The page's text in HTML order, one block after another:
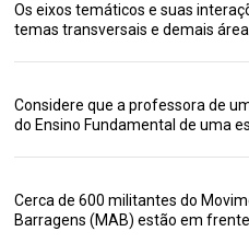
Os eixos temáticos e suas
temas transversais e demais
Considere que a professora de
do Ensino Fundamental de uma
Cerca de 600 militantes do
Barragens (MAB) estão em